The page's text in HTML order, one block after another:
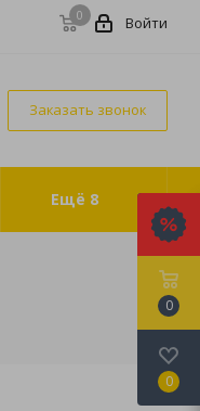
0 Войти
Заказать звонок
Ещё 8
0
0